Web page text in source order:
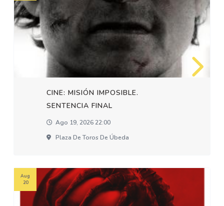
CINE: MISIÓN IMPOSIBLE.
SENTENCIA FINAL
Ago 19, 2026 22:00
Plaza De Toros De Úbeda
Aug
20